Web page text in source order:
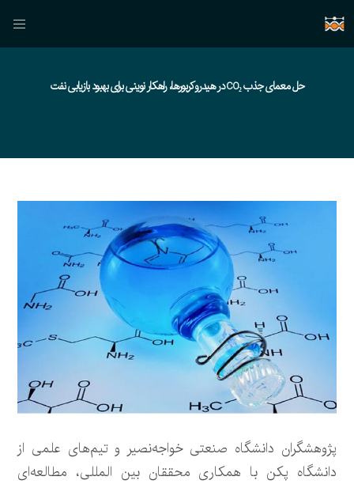
حل معمای جذب CO₂ در هیدروکربورها، راهکار نوینی برای بهبود بازیابی نفت
پژوهشگران دانشگاه صنعتی خواجه‌نصیر و تیم‌های علمی از
دانشگاه پکن با همکاری محققان بین المللی، مطالعه‌ای